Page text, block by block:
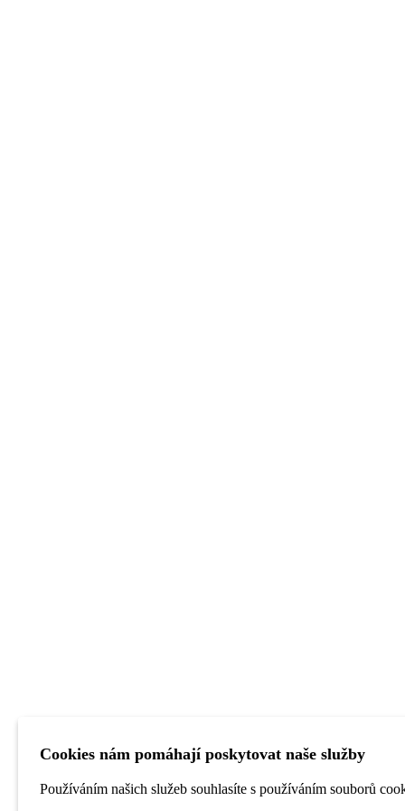
Cookies nám pomáhají poskytovat naše služby
Používáním našich služeb souhlasíte s používáním souborů